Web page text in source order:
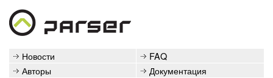
Новости
FAQ
Авторы
Документация